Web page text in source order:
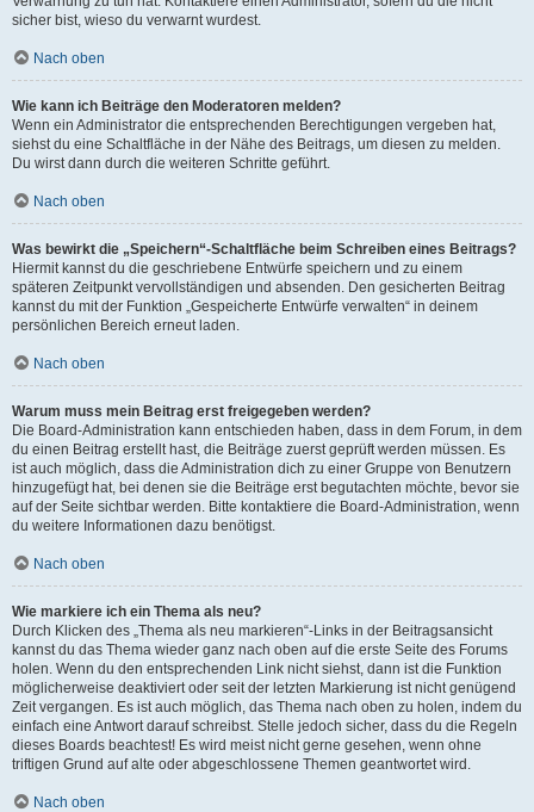
sicher bist, wieso du verwarnt wurdest.
Nach oben
Wie kann ich Beiträge den Moderatoren melden?
Wenn ein Administrator die entsprechenden Berechtigungen vergeben hat,
siehst du eine Schaltfläche in der Nähe des Beitrags, um diesen zu melden.
Du wirst dann durch die weiteren Schritte geführt.
Nach oben
Was bewirkt die „Speichern“-Schaltfläche beim Schreiben eines Beitrags?
Hiermit kannst du die geschriebene Entwürfe speichern und zu einem
späteren Zeitpunkt vervollständigen und absenden. Den gesicherten Beitrag
kannst du mit der Funktion „Gespeicherte Entwürfe verwalten“ in deinem
persönlichen Bereich erneut laden.
Nach oben
Warum muss mein Beitrag erst freigegeben werden?
Die Board-Administration kann entschieden haben, dass in dem Forum, in dem
du einen Beitrag erstellt hast, die Beiträge zuerst geprüft werden müssen. Es
ist auch möglich, dass die Administration dich zu einer Gruppe von Benutzern
hinzugefügt hat, bei denen sie die Beiträge erst begutachten möchte, bevor sie
auf der Seite sichtbar werden. Bitte kontaktiere die Board-Administration, wenn
du weitere Informationen dazu benötigst.
Nach oben
Wie markiere ich ein Thema als neu?
Durch Klicken des „Thema als neu markieren“-Links in der Beitragsansicht
kannst du das Thema wieder ganz nach oben auf die erste Seite des Forums
holen. Wenn du den entsprechenden Link nicht siehst, dann ist die Funktion
möglicherweise deaktiviert oder seit der letzten Markierung ist nicht genügend
Zeit vergangen. Es ist auch möglich, das Thema nach oben zu holen, indem du
einfach eine Antwort darauf schreibst. Stelle jedoch sicher, dass du die Regeln
dieses Boards beachtest! Es wird meist nicht gerne gesehen, wenn ohne
triftigen Grund auf alte oder abgeschlossene Themen geantwortet wird.
Nach oben